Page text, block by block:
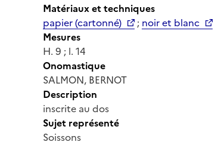
Matériaux et techniques
papier (cartonné)
; noir et blanc
Mesures
H. 9 ; l. 14
Onomastique
SALMON, BERNOT
Description
inscrite au dos
Sujet représenté
Soissons